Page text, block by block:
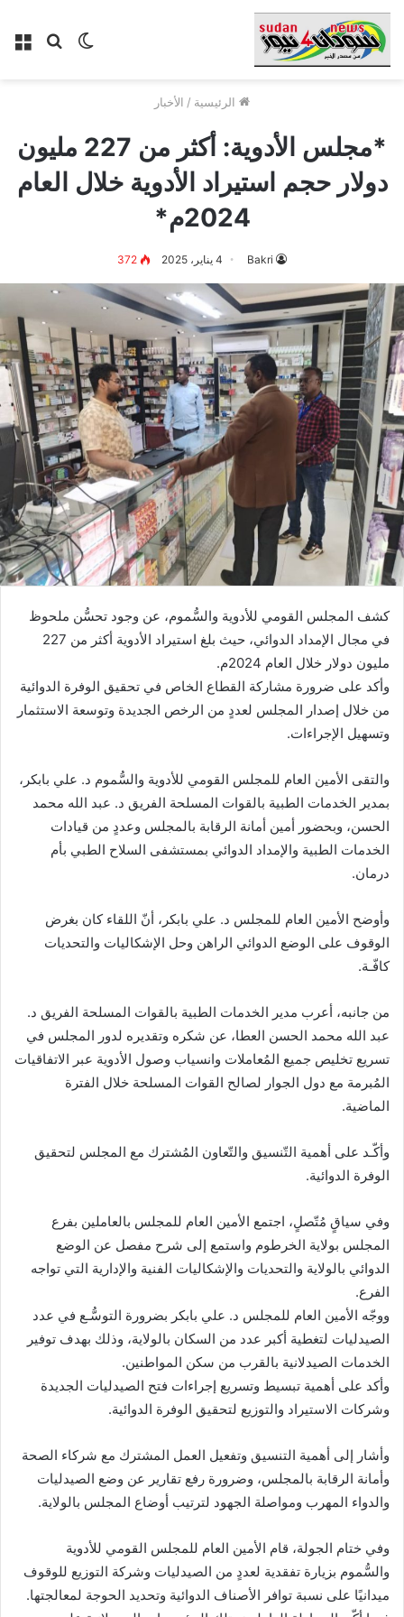
بحث الوضع
الرئيسية / الأخبار
*مجلس الأدوية: أكثر من 227 مليون
دولار حجم استيراد الأدوية خلال العام
2024م*
Bakri 4 يناير، 2025 372
كشف المجلس القومي للأدوية والسُّموم، عن وجود تحسُّن ملحوظ
في مجال الإمداد الدوائي، حيث بلغ استيراد الأدوية أكثر من 227
مليون دولار خلال العام 2024م.
وأكد على ضرورة مشاركة القطاع الخاص في تحقيق الوفرة الدوائية
من خلال إصدار المجلس لعددٍ من الرخص الجديدة وتوسعة الاستثمار
وتسهيل الإجراءات.
والتقى الأمين العام للمجلس القومي للأدوية والسُّموم د. علي بابكر،
بمدير الخدمات الطبية بالقوات المسلحة الفريق د. عبد الله محمد
الحسن، وبحضور أمين أمانة الرقابة بالمجلس وعددٍ من قيادات
الخدمات الطبية والإمداد الدوائي بمستشفى السلاح الطبي بأم
درمان.
وأوضح الأمين العام للمجلس د. علي بابكر، أنّ اللقاء كان بغرض
الوقوف على الوضع الدوائي الراهن وحل الإشكاليات والتحديات
كافّـة.
من جانبه، أعرب مدير الخدمات الطبية بالقوات المسلحة الفريق د.
عبد الله محمد الحسن العطا، عن شكره وتقديره لدور المجلس في
تسريع تخليص جميع المُعاملات وانسياب وصول الأدوية عبر الاتفاقيات
المُبرمة مع دول الجوار لصالح القوات المسلحة خلال الفترة
الماضية.
وأكّـد على أهمية التّنسيق والتّعاون المُشترك مع المجلس لتحقيق
الوفرة الدوائية.
وفي سياقٍ مُتّصلٍ، اجتمع الأمين العام للمجلس بالعاملين بفرع
المجلس بولاية الخرطوم واستمع إلى شرح مفصل عن الوضع
الدوائي بالولاية والتحديات والإشكاليات الفنية والإدارية التي تواجه
الفرع.
ووجّه الأمين العام للمجلس د. علي بابكر بضرورة التوسُّـع في عدد
الصيدليات لتغطية أكبر عدد من السكان بالولاية، وذلك بهدف توفير
الخدمات الصيدلانية بالقرب من سكن المواطنين.
وأكد على أهمية تبسيط وتسريع إجراءات فتح الصيدليات الجديدة
وشركات الاستيراد والتوزيع لتحقيق الوفرة الدوائية.
وأشار إلى أهمية التنسيق وتفعيل العمل المشترك مع شركاء الصحة
وأمانة الرقابة بالمجلس، وضرورة رفع تقارير عن وضع الصيدليات
والدواء المهرب ومواصلة الجهود لترتيب أوضاع المجلس بالولاية.
وفي ختام الجولة، قام الأمين العام للمجلس القومي للأدوية
والسُّموم بزيارة تفقدية لعددٍ من الصيدليات وشركة التوزيع للوقوف
ميدانيًا على نسبة توافر الأصناف الدوائية وتحديد الحوجة لمعالجتها.